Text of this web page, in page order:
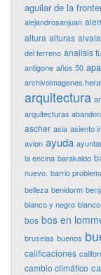
aguilar de la
alejandrosanjuan
altura alturas
del terreno analisis
antigone años 50
arquitectura
arquitecturas
ascher asia asiento
avion ayuda
la encina barakaldo
nuevo. barrio
belleza benidorm
blanco y negro blanco;
bos bos en
bruselas buenos
calificaciones
cambio climático